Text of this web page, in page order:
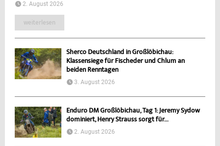
2. August 2026
weiterlesen
Sherco Deutschland in Großlöbichau:
Klassensiege für Fischeder und Chlum an
beiden Renntagen
3. August 2026
Enduro DM Großlöbichau, Tag 1: Jeremy Sydow
dominiert, Henry Strauss sorgt für...
2. August 2026